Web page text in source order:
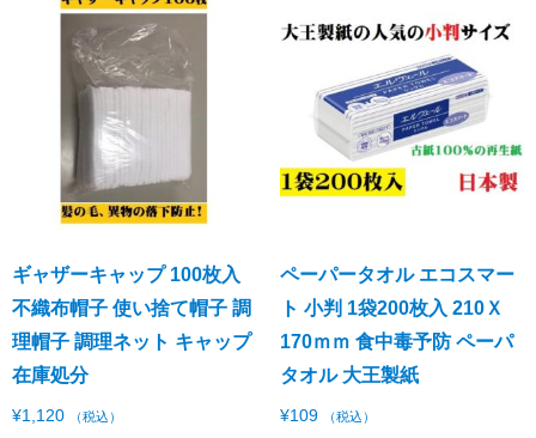
ギャザーキャップ 100枚入
不織布帽子 使い捨て帽子 調
理帽子 調理ネット キャップ
在庫処分
¥1,120 （税込）
ペーパータオル エコスマー
ト 小判 1袋200枚入 210Ｘ
170ｍｍ 食中毒予防 ペーパ
タオル 大王製紙
¥109 （税込）